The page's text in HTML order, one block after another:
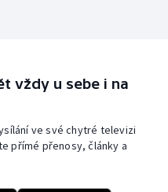
vždy u sebe i na
ve své chytré televizi
přímé přenosy, články a